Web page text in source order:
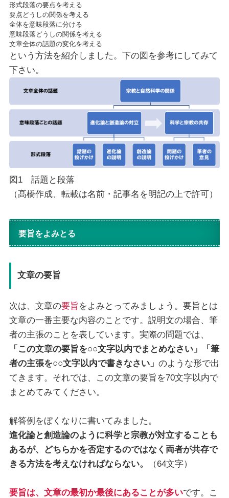
形式段落の要点を考える
要点どうしの関係を考える
全体を意味段落に分ける
意味段落どうしの関係を考える
文章全体の話題の変化を考える
という方法を紹介しました。下の図を参考にしてみて
下さい。
図1 話題と段落
（髙橋作成、転載は名前・記事名を明記の上で許可）
要旨をよみとる
文章の要旨
次は、文章の要旨 をよみとってみましょう。要旨とは
文章の一番主要な内容のことです。説明文の場合、筆
者の主張のことを表しています。実際の問題では、
「この文章の要旨を○○文字以内でまとめなさい」「筆
者の主張を○○文字以内で書きなさい」 のような形で出
てきます。それでは、この文章の要旨を70文字以内で
まとめてみてください。
解答例をぼくなりに書いてみました。
進化論と創造論のように科学と宗教が対立することも
あるが、どちらかを否定するのではなく両者が共存で
きる方法を考えなければならない。
（64文字）
要旨は、文章の最初か最後にあることが多いです。こ